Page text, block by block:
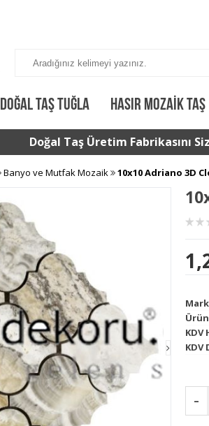
DOĞAL TAŞ TUĞLA HASIR MOZAIK TAŞ
Doğal Taş Üretim Fabrikasını
Banyo ve Mutfak Mozaik 10x10 Adriano 3D
KDV
KDV
-